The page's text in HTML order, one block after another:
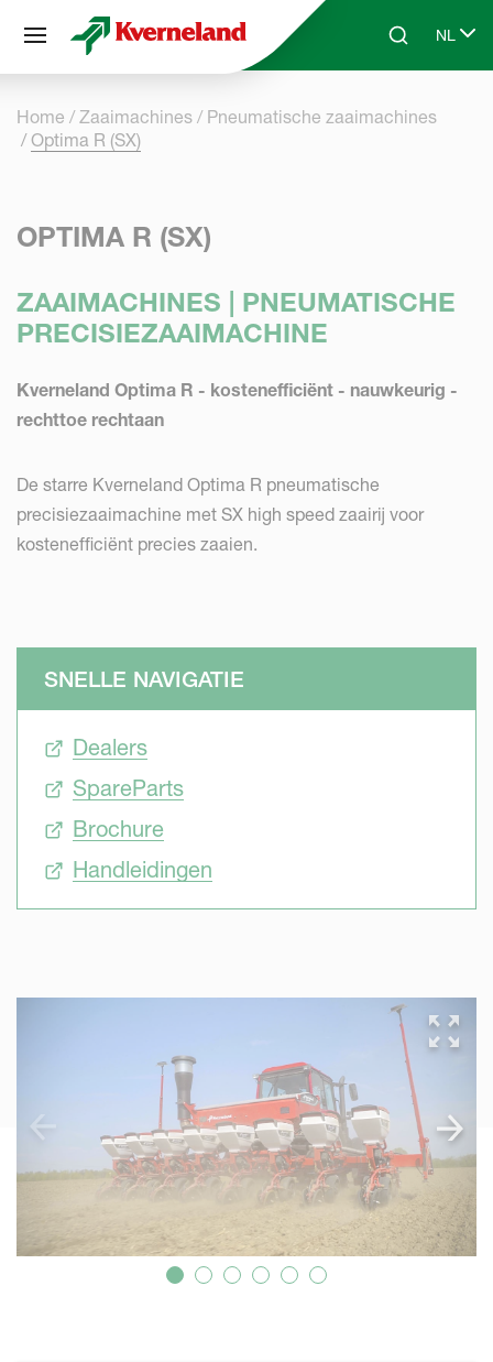
Skip to main contentSearchNL
Select
Home Zaaimachines
Pneumatische zaaimachines
Optima R (SX)
OPTIMA R (SX)
ZAAIMACHINES | PNEUMATISCHE
PRECISIEZAAIMACHINE
Kverneland Optima R - kostenefficiënt - nauwkeurig -
rechttoe rechtaan
De starre Kverneland Optima R pneumatische
precisiezaaimachine met SX high speed zaairij voor
kostenefficiënt precies zaaien.
SNELLE NAVIGATIE
Dealers
SpareParts
Brochure
Handleidingen
Cookies beheer paneel